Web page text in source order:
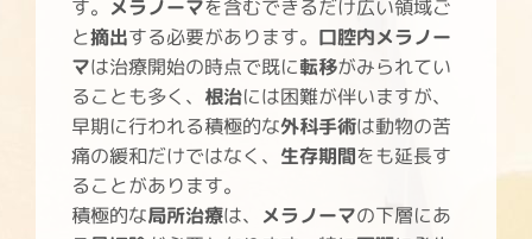
す。 メラノーマを含むできるだけ広い領域ご
と摘出する必要があります。 口腔内メラノー
マは治療開始の時点で既に転移がみられてい
ることも多く、 根治には困難が伴いますが、
早期に行われる積極的な外科手術は動物の苦
痛の緩和だけではなく、 生存期間をも延長す
ることがあります。
積極的な局所治療は、 メラノーマの下層にあ